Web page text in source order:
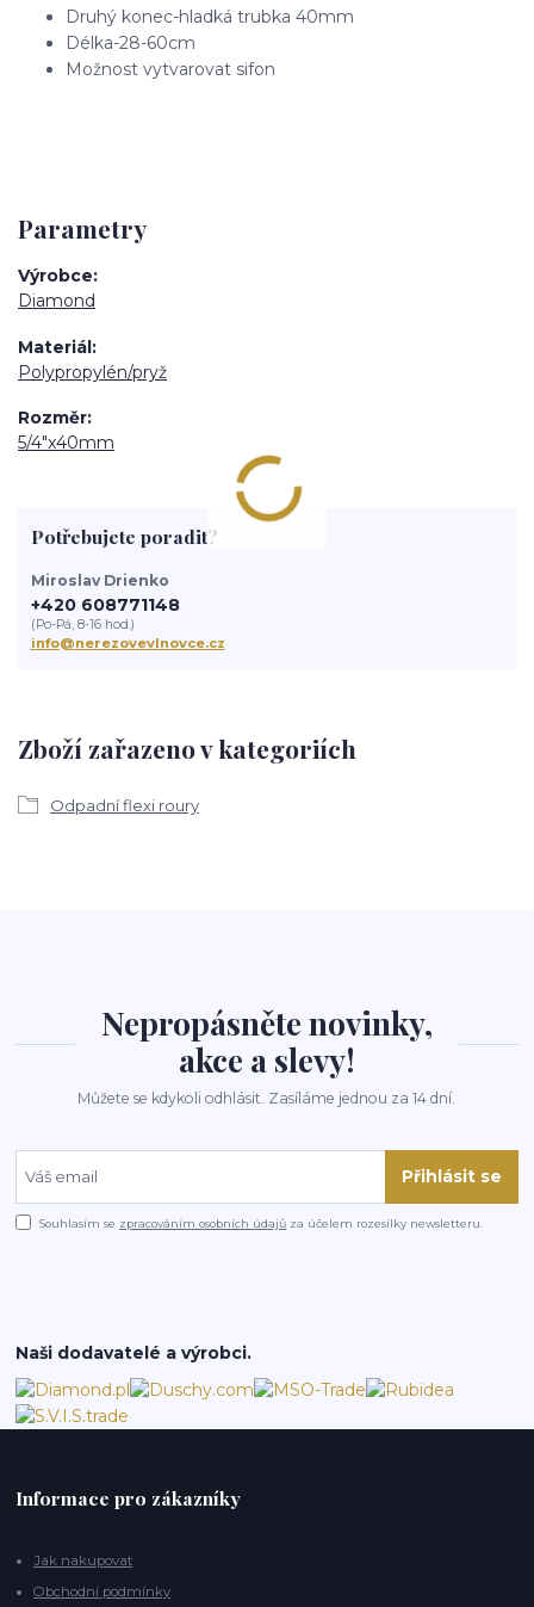
Druhý konec-hladká trubka 40mm
Délka-28-60cm
Možnost vytvarovat sifon
Parametry
Výrobce
Diamond
Materiál
Polypropylén/pryž
Rozměr
5/4"x40mm
Zboží zařazeno v kategoriích
Odpadní flexi roury
Potřebujete poradit?
Miroslav Drienko
+420 608771148
(Po-Pá, 8-16 hod.)
info@nerezovevlnovce.cz
Nepropásněte novinky,
akce a slevy!
Můžete se kdykoli odhlásit. Zasíláme jednou za 14 dní.
Přihlásit se
Souhlasím se zpracováním osobních údajů za účelem rozesílky newsletteru.
Naši dodavatelé a výrobci.
Informace pro zákazníky
Jak nakupovat
Obchodní podmínky